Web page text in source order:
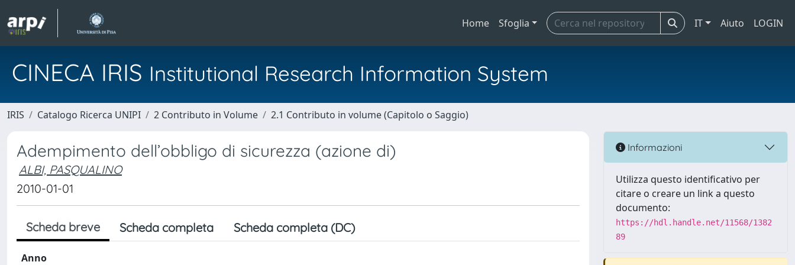
Home Sfoglia IT Aiuto LOGIN
CINECA IRIS Institutional Research Information System
IRIS Catalogo Ricerca UNIPI 2 Contributo in Volume 2.1 Contributo in volume (Capitolo o Saggio)
Adempimento dell’obbligo di sicurezza (azione di)
ALBI, PASQUALINO
2010-01-01
Scheda breve Scheda completa Scheda completa (DC)
Anno
Informazioni
Utilizza questo identificativo per
citare o creare un link a questo
documento:
https://hdl.handle.net/11568/1382
89